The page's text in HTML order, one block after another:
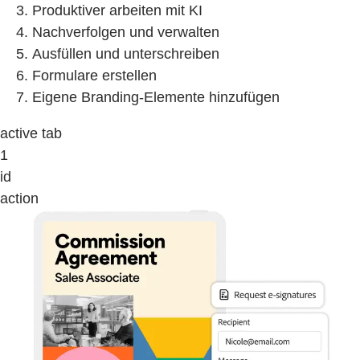
Produktiver arbeiten mit KI
Nachverfolgen und verwalten
Ausfüllen und unterschreiben
Formulare erstellen
Eigene Branding-Elemente hinzufügen
active tab
1
id
action